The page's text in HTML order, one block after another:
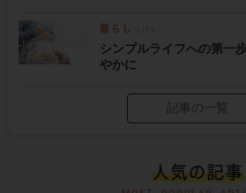
シンプルライフへの第一
やかに
記事の一覧